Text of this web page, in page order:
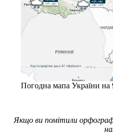
Погодна мапа України
Якщо ви помітили